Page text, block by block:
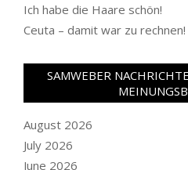
Ich habe die Haare schön!
Ceuta – damit war zu rechnen!
SAMWEBER
August 2026
July 2026
June 2026